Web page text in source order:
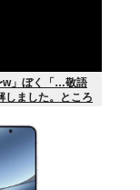
w」ぼく「…敬語
しました。ところ